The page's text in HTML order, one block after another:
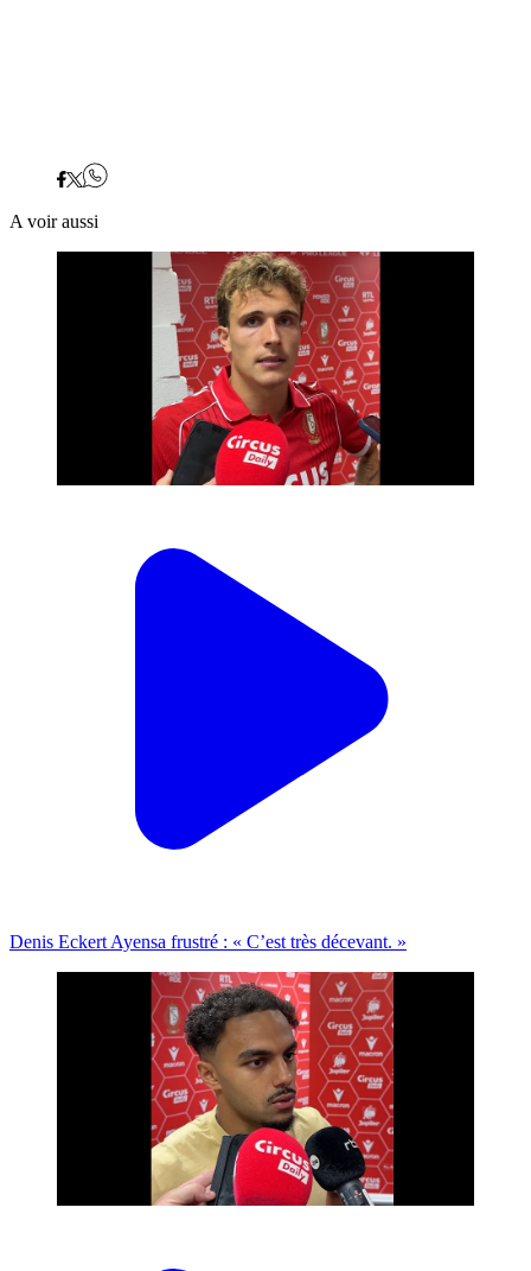
A voir aussi
Denis Eckert Ayensa frustré : « C’est très décevant. »